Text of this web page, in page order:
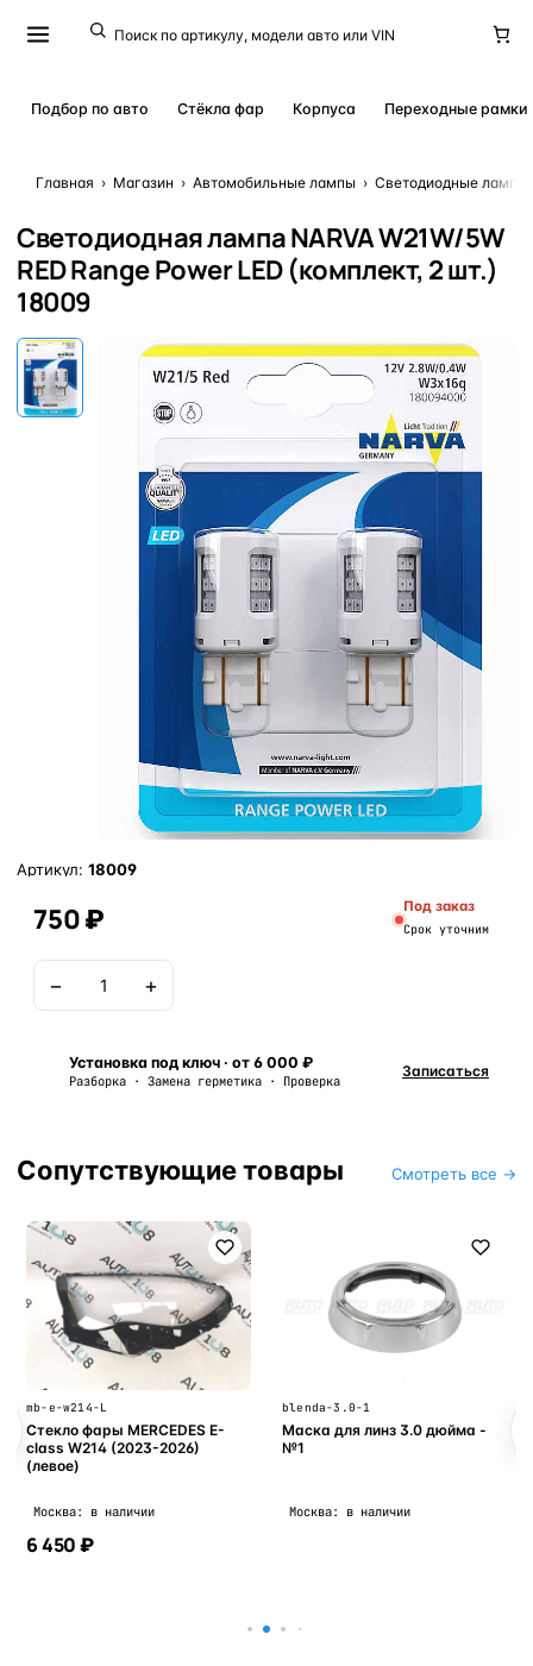
Подбор по авто Стёкла фар Корпуса Переходные рамки
Главная › Магазин › Автомобильные лампы › Светодиодные лампы
Светодиодная лампа NARVA W21W/5W
RED Range Power LED (комплект, 2 шт.)
18009
Артикул: 18009
750 ₽ Под заказ
Срок уточним
− +
Установка под ключ · от 6 000 ₽
Разборка · Замена герметика · Проверка
Записаться
Сопутствующие товары Смотреть все →
mb-e-w214-L
Стекло фары MERCEDES E-
class W214 (2023-2026)
(левое)
Москва: в наличии
6 450 ₽
blenda-3.0-1
Маска для линз 3.0 дюйма -
№1
Москва: в наличии